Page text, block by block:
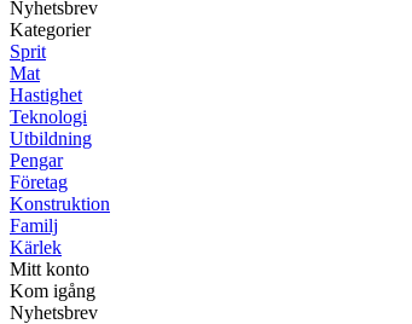
Nyhetsbrev
Kategorier
Sprit
Mat
Hastighet
Teknologi
Utbildning
Pengar
Företag
Konstruktion
Familj
Kärlek
Mitt konto
Kom igång
Nyhetsbrev